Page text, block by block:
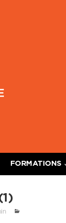
FORMATIONS